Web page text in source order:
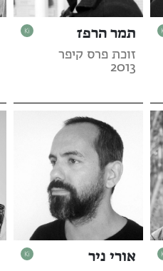
תמר הרפז
זוכת פרס קיפר
2013
אורי ניר